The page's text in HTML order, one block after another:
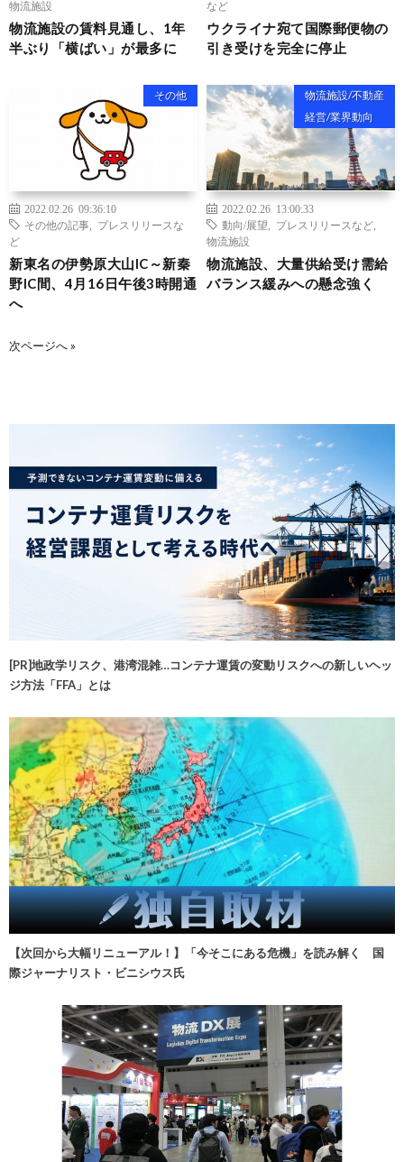
物流施設
物流施設の賃料見通し、1年
半ぶり「横ばい」が最多に
など
ウクライナ宛て国際郵便物の
引き受けを完全に停止
その他
2022.02.26 09:36:10
その他の記事
プレスリリースな
ど
新東名の伊勢原大山IC～新秦
野IC間、4月16日午後3時開通
へ
物流施設/不動産
経営/業界動向
2022.02.26 13:00:33
動向/展望
プレスリリースなど
物流施設
物流施設、大量供給受け需給
バランス緩みへの懸念強く
次ページへ »
[PR]地政学リスク、港湾混雑…コンテナ運賃の変動リスクへの新しいヘッ
ジ方法「FFA」とは
【次回から大幅リニューアル！】「今そこにある危機」を読み解く 国
際ジャーナリスト・ビニシウス氏